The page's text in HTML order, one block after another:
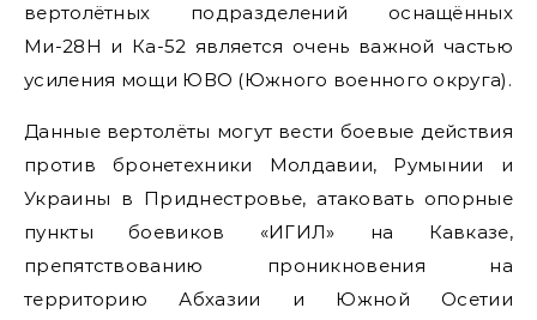
вертолётных подразделений оснащённых
Ми-28Н и Ка-52 является очень важной частью
усиления мощи ЮВО (Южного военного округа).
Данные вертолёты могут вести боевые действия
против бронетехники Молдавии, Румынии и
Украины в Приднестровье, атаковать опорные
пункты боевиков «ИГИЛ» на Кавказе,
препятствованию проникновения на
территорию Абхазии и Южной Осетии